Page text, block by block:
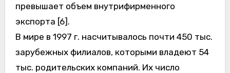
превышает объем внутрифирменного
экспорта [6].
В мире в 1997 г. насчитывалось почти 450 тыс.
зарубежных филиалов, которыми владеют 54
тыс. родительских компаний. Их число